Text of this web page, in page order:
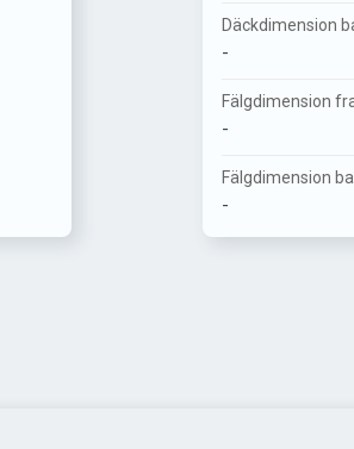
Däckdimension
-
Fälgdimension
-
Fälgdimension
-